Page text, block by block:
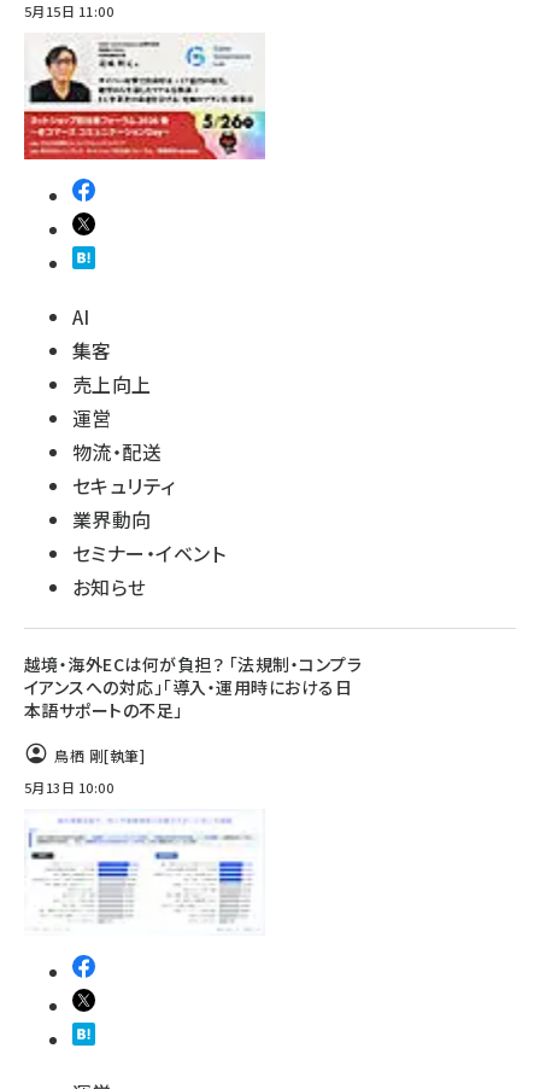
5月15日 11:00
AI
集客
売上向上
運営
物流・配送
セキュリティ
業界動向
セミナー・イベント
お知らせ
越境・海外ECは何が負担？ 「法規制・コンプラ
イアンスへの対応」「導入・運用時における日
本語サポートの不足」
鳥栖 剛[執筆]
5月13日 10:00